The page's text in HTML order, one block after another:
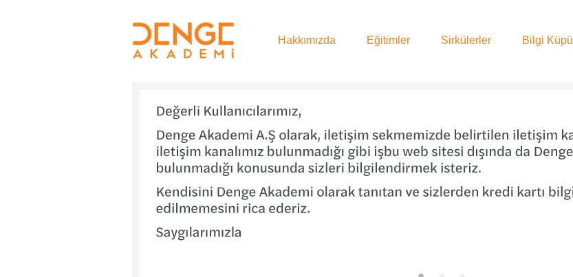
Hakkımızda Eğitimler Sirkülerler Bilgi Küpü